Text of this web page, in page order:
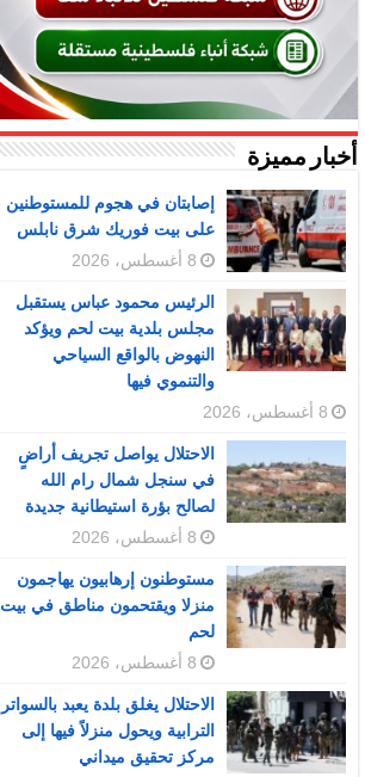
أخبار مميزة
إصابتان في هجوم للمستوطنين
على بيت فوريك شرق نابلس
8 أغسطس، 2026
الرئيس محمود عباس يستقبل
مجلس بلدية بيت لحم ويؤكد
النهوض بالواقع السياحي
والتنموي فيها
8 أغسطس، 2026
الاحتلال يواصل تجريف أراضٍ
في سنجل شمال رام الله
لصالح بؤرة استيطانية جديدة
8 أغسطس، 2026
مستوطنون إرهابيون يهاجمون
منزلا ويقتحمون مناطق في بيت
لحم
8 أغسطس، 2026
الاحتلال يغلق بلدة يعبد بالسواتر
الترابية ويحول منزلاً فيها إلى
مركز تحقيق ميداني